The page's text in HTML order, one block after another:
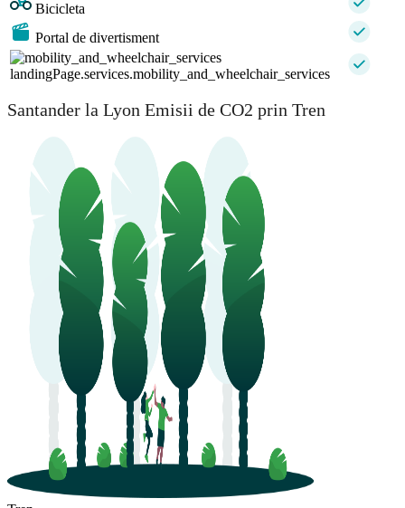
Bicicleta
Portal de divertisment
landingPage.services.mobility_and_wheelchair_services
Santander la Lyon Emisii de CO2 prin Tren